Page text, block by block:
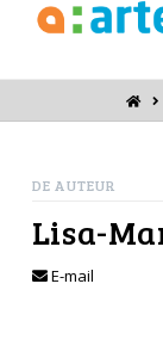
DE AUTEUR
Lisa-
E-mail